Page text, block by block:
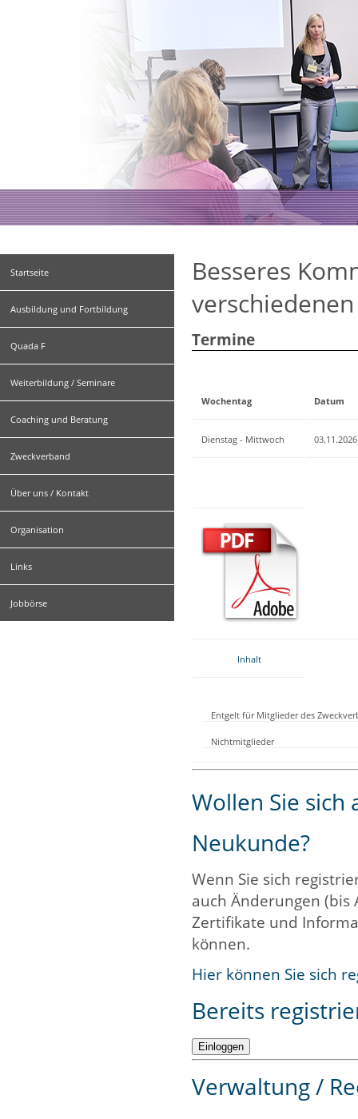
Startseite
Ausbildung und Fortbildung
Quada F
Weiterbildung / Seminare
Coaching und Beratung
Zweckverband
Über uns / Kontakt
Organisation
Links
Jobbörse
Besseres
Termine
Wochentag Datum
Dienstag - Mittwoch
Inhalt
Entgelt für Mitglieder des
Nichtmitglieder
Wollen Sie sich
Neukunde?
Wenn Sie sich
auch Änderungen
Zertifikate und
können.
Hier können Sie sich
Bereits
Verwaltung /